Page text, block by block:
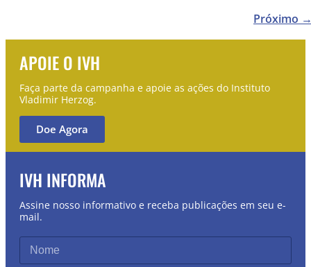
Próximo
APOIE O IVH
Faça parte da campanha e apoie as ações do Instituto
Vladimir Herzog.
Doe Agora
IVH INFORMA
Assine nosso informativo e receba publicações em seu e-
mail.